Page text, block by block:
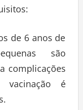
de 6 anos de
são
complicações
é